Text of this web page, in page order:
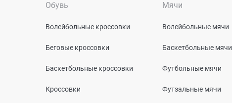
Обувь
Волейбольные кроссовки
Беговые кроссовки
Баскетбольные кроссовки
Кроссовки
Мячи
Волейбольные мячи
Баскетбольные мячи
Футбольные мячи
Футзальные мячи